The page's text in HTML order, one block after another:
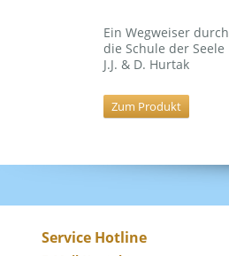
Ein Wegweiser durch
die Schule der Seele
J.J. & D. Hurtak
Zum Produkt
Service Hotline